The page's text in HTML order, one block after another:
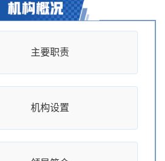
主要职责
机构设置